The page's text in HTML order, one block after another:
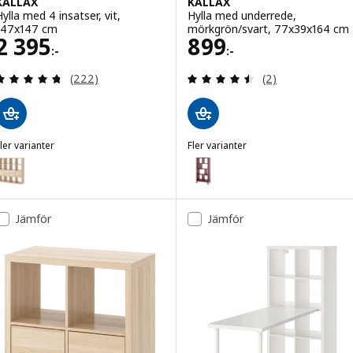
med 4 insatser, vit,
cm
395:-
2395:-
Recensera: 4.7 utav 5 stjärnor. Totalt antal
(222)
varianter
KALLAX, Hylla med 4 insatser, vitlaserad ekmönstrad,
Hylla med underrede,
mörkgrön/svart, 77x39x164 cm
899:-
Pris 899:-
Recensera:
(2)
Fler varianter
KALLAX
Variant: KALLAX, Hylla med
Jämför Jämför